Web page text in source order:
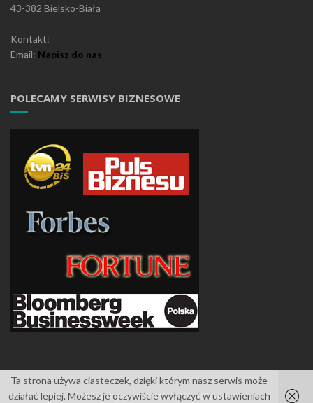
43-382 Bielsko-Biała
Kontakt:
Email: Napisz do nas
POLECAMY SERWISY BIZNESOWE
Islemagpowered byWordPress
Ta strona używa ciasteczek, dzięki którym nasz serwis może
działać lepiej. Możesz je oczywiście wyłączyć w ustawieniach